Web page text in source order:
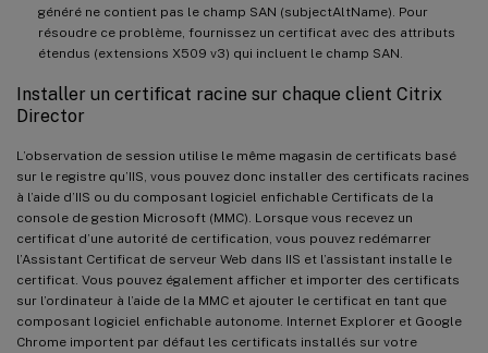
généré ne contient pas le champ SAN (subjectAltName). Pour
résoudre ce problème, fournissez un certificat avec des attributs
étendus (extensions X509 v3) qui incluent le champ SAN.
Installer un certificat racine sur chaque client Citrix
Director
L’observation de session utilise le même magasin de certificats basé
sur le registre qu’IIS, vous pouvez donc installer des certificats racines
à l’aide d’IIS ou du composant logiciel enfichable Certificats de la
console de gestion Microsoft (MMC). Lorsque vous recevez un
certificat d’une autorité de certification, vous pouvez redémarrer
l’Assistant Certificat de serveur Web dans IIS et l’assistant installe le
certificat. Vous pouvez également afficher et importer des certificats
sur l’ordinateur à l’aide de la MMC et ajouter le certificat en tant que
composant logiciel enfichable autonome. Internet Explorer et Google
Chrome importent par défaut les certificats installés sur votre